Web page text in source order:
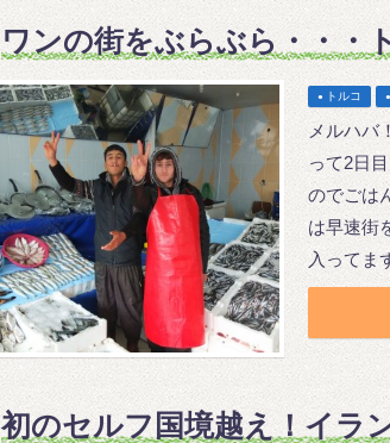
ワンの街をぶらぶら・・・
トルコ
メルハバ
って2日
のでごは
は早速街
入ってま
初のセルフ国境越え！イラ